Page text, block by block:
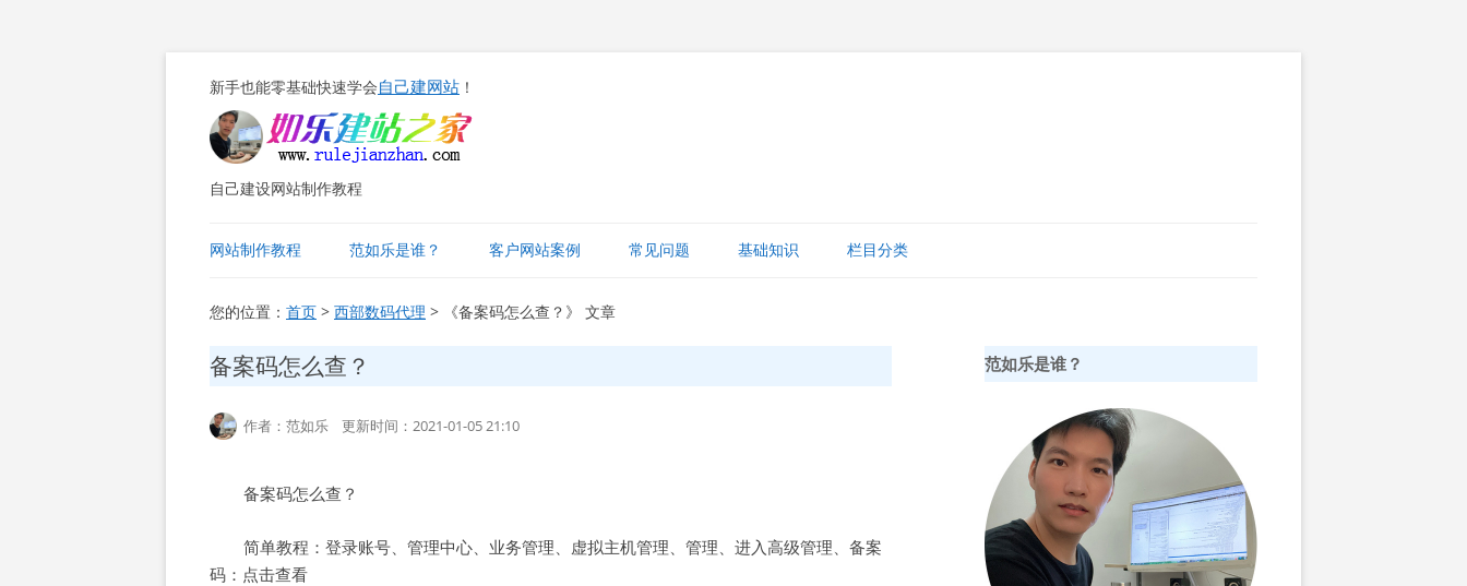
新手也能零基础快速学会自己建网站 ！
自己建设网站制作教程
至
正
网站制作教程 范如乐是谁？ 客户网站案例 常见问题 基础知识 栏目分类
您的位置： 首页 > 西部数码代理 > 《备案码怎么查？》 文章
备案码怎么查？
作者：范如乐 更新时间：2021-01-05 21:10
备案码怎么查？
简单教程：登录账号、管理中心、业务管理、虚拟主机管理、管理、进入高级管理、备案
码：点击查看
范如乐是谁？